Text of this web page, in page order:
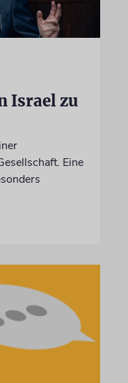
Israel zu
Eine